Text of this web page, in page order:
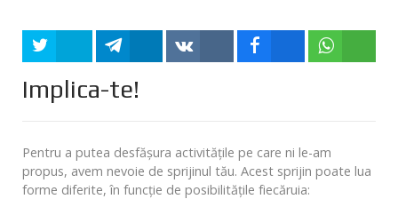
Implica-te!
Pentru a putea desfăşura activităţile pe care ni le-am
propus, avem nevoie de sprijinul tău. Acest sprijin poate lua
forme diferite, în funcţie de posibilităţile fiecăruia: